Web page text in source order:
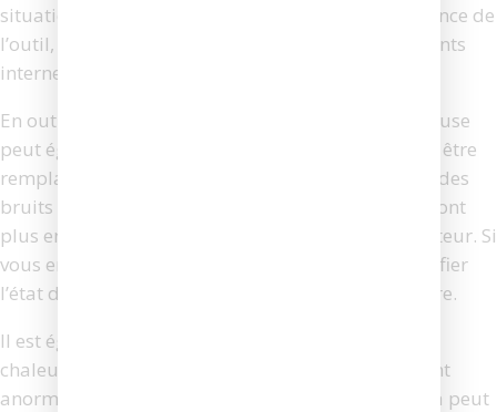
situation peut non seulement réduire la performance de
l’outil, mais aussi endommager d’autres composants
internes si elle n’est pas traitée rapidement.
En outre, un bruit inhabituel provenant de la visseuse
peut également signaler que les charbons doivent être
remplacés. Les charbons usés peuvent provoquer des
bruits de grincement ou de frottement, car ils ne sont
plus en mesure de glisser en douceur sur le collecteur. Si
vous entendez de tels bruits, il est conseillé de vérifier
l’état des charbons et de les remplacer si nécessaire.
Il est également important de prêter attention à la
chaleur générée par votre visseuse. Si l’outil devient
anormalement chaud pendant son utilisation, cela peut